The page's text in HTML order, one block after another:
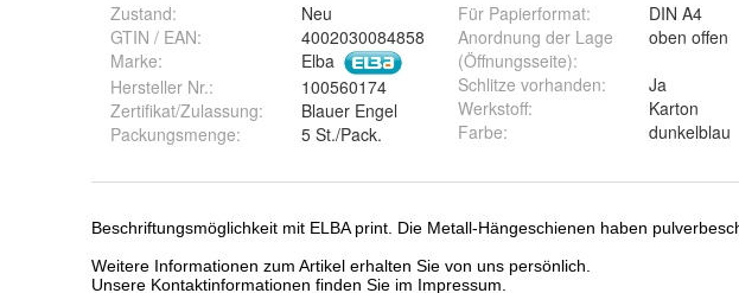
Zustand:
Neu
GTIN / EAN:
4002030084858
Marke:
Elba
Hersteller Nr.:
100560174
Zertifikat/Zulassung:
Blauer Engel
Packungsmenge: 5 St./Pack.
Für Papierformat:
DIN A4
Anordnung der Lage
(Öffnungsseite):
oben offen
Schlitze vorhanden:
Ja
Werkstoff:
Karton
Farbe: dunkelblau